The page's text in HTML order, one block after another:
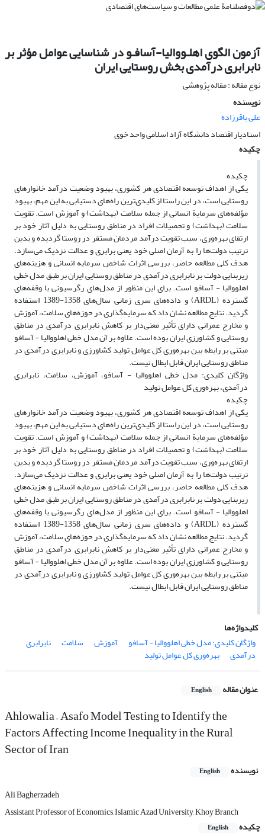
آزمون الگوی اهلـووالیا-آسافـو در شناسایی عوامل مؤثر بر
نابرابری درآمدی بخش روستایی ایران
نوع مقاله : مقاله پژوهشی
نویسنده
علی باقرزاده
استادیار اقتصاد دانشگاه آزاد اسلامی واحد خوی
چکیده
چکیده
یکی از اهداف توسعه اقتصادی هر کشوری، بهبود وضعیت درآمد خانوارهای
روستایی است، در این راستا از کلیدی‌ترین راه‌های دستیابی به این مهم، بهبود
مؤلفه‌های سرمایة انسانی از جمله سلامت (بهداشت) و آموزش است. تقویت
سلامت (بهداشت) و تحصیلات افراد در مناطق روستایی به دلیل آثار خود بر
ارتقای بهره‌وری، سبب تقویت درآمد مردمان مستقر در روستا گردیده و بدین
ترتیب دولت‌ها را به آرمان اصلی خود یعنی برابری و عدالت نزدیک می‌سازد.
هدف کلی مطالعه حاضر، بررسی اثرات شاخص سرمایه انسانی و هزینه‌های
زیر‌بنایی دولت بر نابرابری درآمدی در مناطق روستایی ایران بر طبق مدل خطی
اهلووالیا - آسافو است. برای این منظور از مدل‌های رگرسیونی با وقفه‌های
گسترده (ARDL) و داده‌های سری زمانی سال‌های 1358-1389 استفاده
گردید. نتایج مطالعه نشان داد که سرمایه‌گذاری در حوزه‌های سلامت، آموزش
و مخارج عمرانی دارای تأثیر معنی‌دار بر کاهش نابرابری درآمدی در مناطق
روستایی و کشاورزی ایران بوده است. علاوه بر آن مدل خطی اهلووالیا - آسافو
مبتنی بر رابطه بین بهره‌وری کل عوامل تولید کشاورزی و نابرابری درآمدی در
مناطق روستایی ایران قابل ابطال نیست.
واژگان کلیدی: مدل خطی اهلووالیا - آسافو، آموزش، سلامت، نابرابری
درآمدی، بهره‌وری کل عوامل تولید
چکیده
یکی از اهداف توسعه اقتصادی هر کشوری، بهبود وضعیت درآمد خانوارهای
روستایی است، در این راستا از کلیدی‌ترین راه‌های دستیابی به این مهم، بهبود
مؤلفه‌های سرمایة انسانی از جمله سلامت (بهداشت) و آموزش است. تقویت
سلامت (بهداشت) و تحصیلات افراد در مناطق روستایی به دلیل آثار خود بر
ارتقای بهره‌وری، سبب تقویت درآمد مردمان مستقر در روستا گردیده و بدین
ترتیب دولت‌ها را به آرمان اصلی خود یعنی برابری و عدالت نزدیک می‌سازد.
هدف کلی مطالعه حاضر، بررسی اثرات شاخص سرمایه انسانی و هزینه‌های
زیر‌بنایی دولت بر نابرابری درآمدی در مناطق روستایی ایران بر طبق مدل خطی
اهلووالیا - آسافو است. برای این منظور از مدل‌های رگرسیونی با وقفه‌های
گسترده (ARDL) و داده‌های سری زمانی سال‌های 1358-1389 استفاده
گردید. نتایج مطالعه نشان داد که سرمایه‌گذاری در حوزه‌های سلامت، آموزش
و مخارج عمرانی دارای تأثیر معنی‌دار بر کاهش نابرابری درآمدی در مناطق
روستایی و کشاورزی ایران بوده است. علاوه بر آن مدل خطی اهلووالیا - آسافو
مبتنی بر رابطه بین بهره‌وری کل عوامل تولید کشاورزی و نابرابری درآمدی در
مناطق روستایی ایران قابل ابطال نیست.
کلیدواژه‌ها
واژگان کلیدی: مدل خطی اهلووالیا - آسافو
آموزش سلامت نابرابری
درآمدی بهره‌وری کل عوامل تولید
عنوان مقاله English
Ahlowalia – Asafo Model Testing to Identify the
Factors Affecting Income Inequality in the Rural
Sector of Iran
نویسنده English
Ali Bagherzadeh
Assistant Professor of Economics, Islamic Azad University, Khoy Branch
چکیده
English